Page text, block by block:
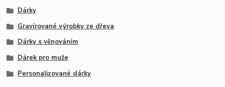
Dárky
Gravírované výrobky ze dřeva
Dárky s věnováním
Dárek pro muže
Personalizované dárky